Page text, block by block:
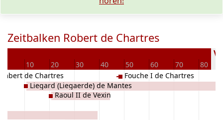
Zeitbalken Robert de Chartres
10 20 30 40 50 60 70 80
de Chartres
Liegard (Liegaerde) de Mantes
Raoul II de Vexin
Fouche I de Chartres